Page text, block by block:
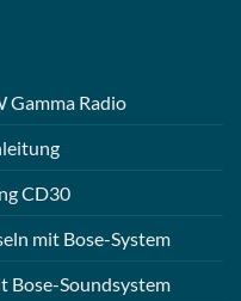
Gamma Radio
CD30
mit Bose-System
Bose-Soundsystem